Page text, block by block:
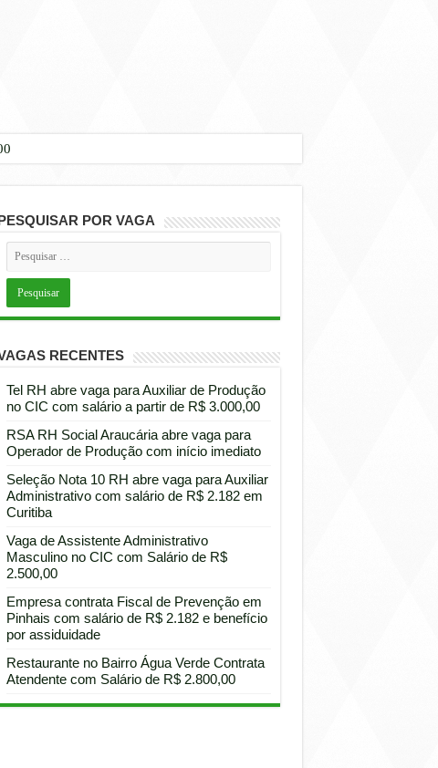
POR VAGA
RECENTES
Tel RH abre vaga para Auxiliar de Produção
no CIC com salário a partir de R$ 3.000,00
RSA RH Social Araucária abre vaga para
Operador de Produção com início imediato
Seleção Nota 10 RH abre vaga para Auxiliar
Administrativo com salário de R$ 2.182 em
Curitiba
Vaga de Assistente Administrativo
Masculino no CIC com Salário de R$
2.500,00
Empresa contrata Fiscal de Prevenção em
Pinhais com salário de R$ 2.182 e benefício
por assiduidade
Restaurante no Bairro Água Verde Contrata
Atendente com Salário de R$ 2.800,00